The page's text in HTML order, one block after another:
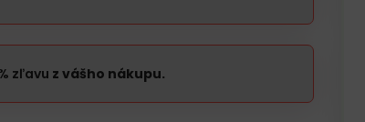
zľavu z vášho nákupu.